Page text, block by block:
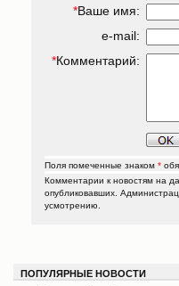
*Ваше имя:
e-mail:
*Комментарий:
Поля помеченные знаком *
Комментарии к новостям на
опубликовавших.
усмотрению.
ПОПУЛЯРНЫЕ НОВОСТИ